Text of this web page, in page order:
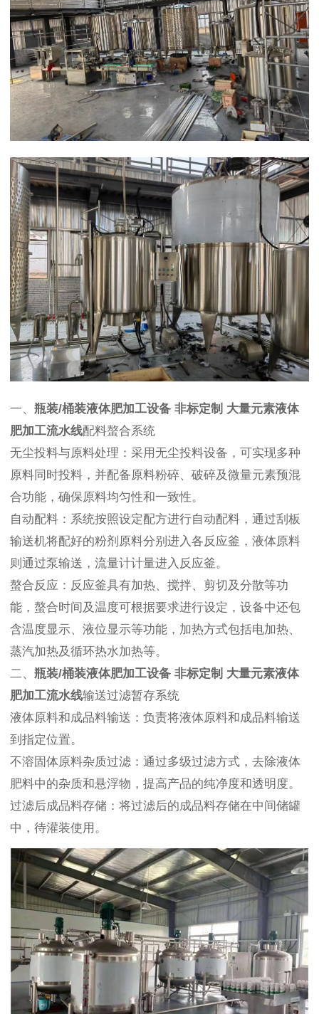
一、 瓶装/桶装液体肥加工设备 非标定制 大量元素液体
肥加工流水线配料螯合系统
无尘投料与原料处理：采用无尘投料设备，可实现多种
原料同时投料，并配备原料粉碎、破碎及微量元素预混
合功能，确保原料均匀性和一致性。
自动配料：系统按照设定配方进行自动配料，通过刮板
输送机将配好的粉剂原料分别进入各反应釜，液体原料
则通过泵输送，流量计计量进入反应釜。
螯合反应：反应釜具有加热、搅拌、剪切及分散等功
能，螯合时间及温度可根据要求进行设定，设备中还包
含温度显示、液位显示等功能，加热方式包括电加热、
蒸汽加热及循环热水加热等。
二、 瓶装/桶装液体肥加工设备 非标定制 大量元素液体
肥加工流水线输送过滤暂存系统
液体原料和成品料输送：负责将液体原料和成品料输送
到指定位置。
不溶固体原料杂质过滤：通过多级过滤方式，去除液体
肥料中的杂质和悬浮物，提高产品的纯净度和透明度。
过滤后成品料存储：将过滤后的成品料存储在中间储罐
中，待灌装使用。